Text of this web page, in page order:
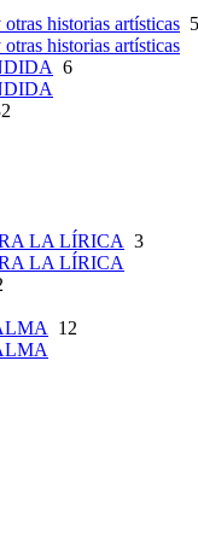
historias artísticas
historias artísticas
6
LA LÍRICA 3
LA LÍRICA
12